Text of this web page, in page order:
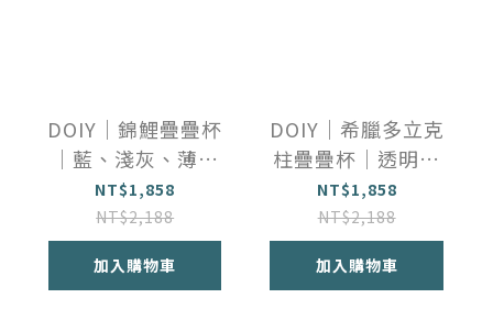
DOIY｜錦鯉疊疊杯
｜藍、淺灰、薄荷
綠
NT$1,858
NT$2,188
加入購物車
DOIY｜希臘多立克
柱疊疊杯｜透明、
藍、粉
NT$1,858
NT$2,188
加入購物車